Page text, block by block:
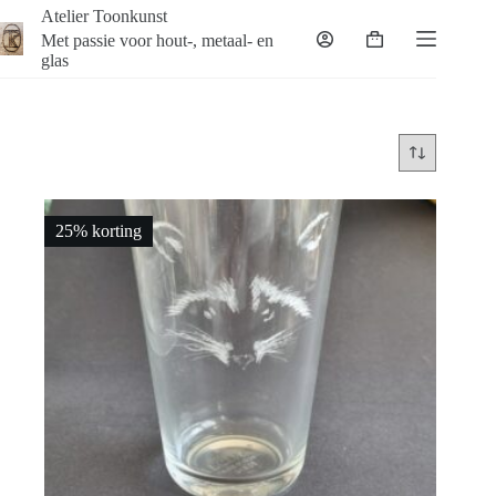
naar
de
inhoud
Atelier Toonkunst
Met passie voor hout-, metaal- en
glas
Winkelwagen
25% korting